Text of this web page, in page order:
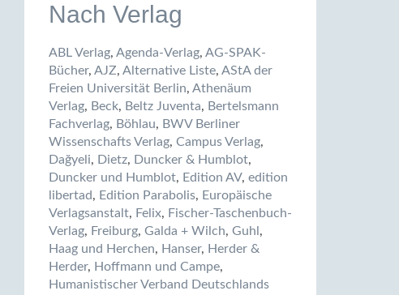
Nach Verlag
ABL Verlag, Agenda-Verlag, AG-SPAK-
Bücher, AJZ, Alternative Liste, AStA der
Freien Universität Berlin, Athenäum
Verlag, Beck, Beltz Juventa, Bertelsmann
Fachverlag, Böhlau, BWV Berliner
Wissenschafts Verlag, Campus Verlag,
Dağyeli, Dietz, Duncker & Humblot,
Duncker und Humblot, Edition AV, edition
libertad, Edition Parabolis, Europäische
Verlagsanstalt, Felix, Fischer-Taschenbuch-
Verlag, Freiburg, Galda + Wilch, Guhl ,
Haag und Herchen, Hanser, Herder &
Herder, Hoffmann und Campe,
Humanistischer Verband Deutschlands